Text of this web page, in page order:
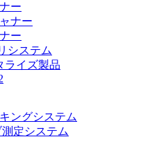
ー
ナー
ー
システム
ライズ製品
ングシステム
定システム